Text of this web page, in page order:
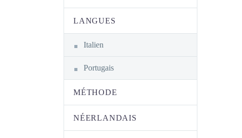
LANGUES
Italien
Portugais
MÉTHODE
NÉERLANDAIS